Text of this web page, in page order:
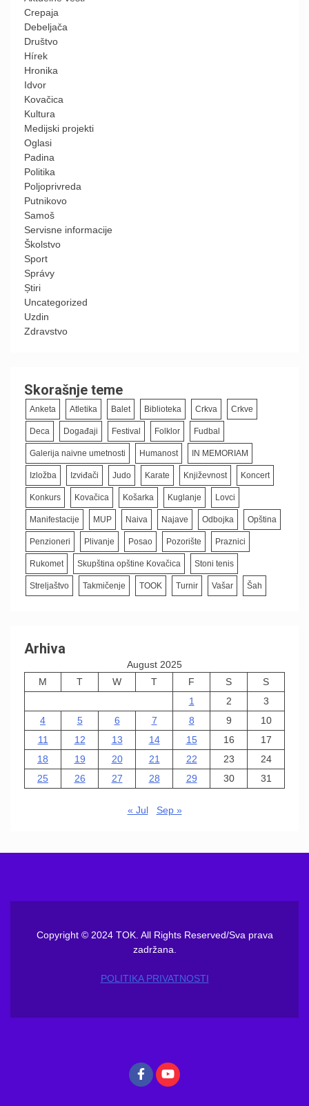
Crepaja
Debeljača
Društvo
Hírek
Hronika
Idvor
Kovačica
Kultura
Medijski projekti
Oglasi
Padina
Politika
Poljoprivreda
Putnikovo
Samoš
Servisne informacije
Školstvo
Sport
Správy
Știri
Uncategorized
Uzdin
Zdravstvo
Skorašnje teme
Anketa Atletika Balet Biblioteka Crkva Crkve
Deca Događaji Festival Folklor Fudbal
Galerija naivne umetnosti Humanost IN MEMORIAM
Izložba Izviđači Judo Karate Književnost Koncert
Konkurs Kovačica Košarka Kuglanje Lovci
Manifestacije MUP Naiva Najave Odbojka Opština
Penzioneri Plivanje Posao Pozorište Praznici
Rukomet Skupština opštine Kovačica Stoni tenis
Streljaštvo Takmičenje TOOK Turnir Vašar Šah
Arhiva
August 2025
M
T W T F S
S
1
2
3
4
5 6 7 8 9
10
11
12 13 14 15 16
17
18
19 20 21 22 23
24
25
26 27 28 29 30 31
« Jul Sep »
Copyright © 2024 TOK. All Rights Reserved/Sva prava
zadržana.
POLITIKA PRIVATNOSTI